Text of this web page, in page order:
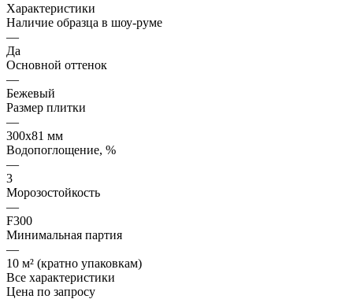
Характеристики
Наличие образца в шоу-руме
—
Да
Основной оттенок
—
Бежевый
Размер плитки
—
300х81 мм
Водопоглощение, %
—
3
Морозостойкость
—
F300
Минимальная партия
—
10 м² (кратно упаковкам)
Все характеристики
Цена по запросу